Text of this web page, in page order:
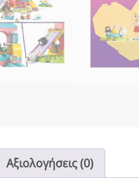
Αξιολογήσεις (0)